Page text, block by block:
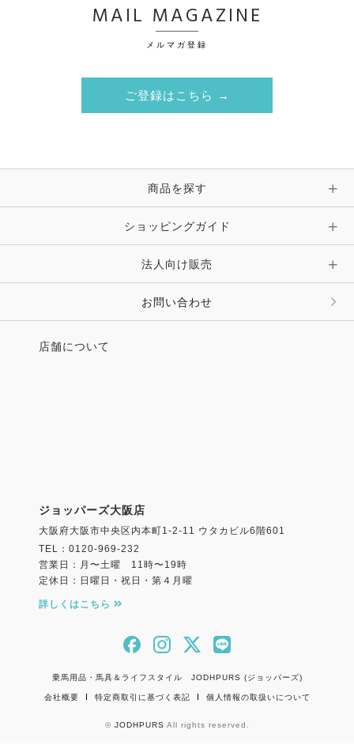
MAIL MAGAZINE
メルマガ登録
ご登録はこちら →
商品を探す
ショッピングガイド
法人向け販売
お問い合わせ
店舗について
ジョッパーズ大阪店
大阪府大阪市中央区内本町1-2-11 ウタカビル6階601
TEL：0120-969-232
営業日：月〜土曜 11時〜19時
定休日：日曜日・祝日・第４月曜
詳しくはこちら
乗馬用品・馬具＆ライフスタイル JODHPURS (ジョッパーズ)
会社概要 特定商取引に基づく表記 個人情報の取扱いについて
© JODHPURS All rights reserved.